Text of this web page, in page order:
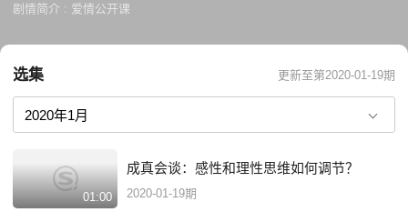
剧情简介 : 爱情公开课
选集 更新至第2020-01-19期
01:00
成真会谈：感性和理性思维如何调节？
2020-01-19期